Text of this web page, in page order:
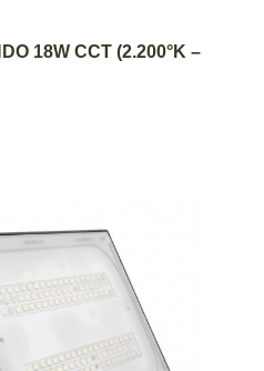
AL CARRITO
18W CCT (2.200°K –